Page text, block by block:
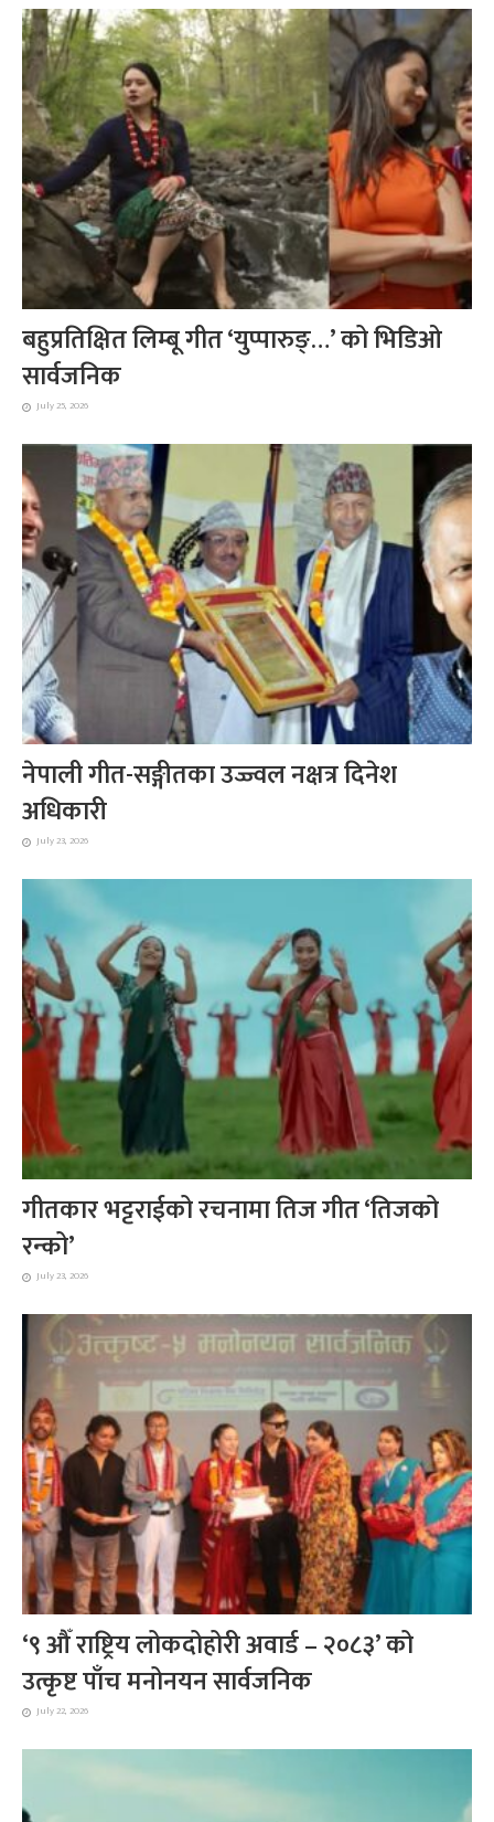
बहुप्रतिक्षित लिम्बू गीत ‘युप्पारुङ्…’ को भिडिओ
सार्वजनिक
July 25, 2026
नेपाली गीत-सङ्गीतका उज्ज्वल नक्षत्र दिनेश
अधिकारी
July 23, 2026
गीतकार भट्टराईको रचनामा तिज गीत ‘तिजको
रन्को’
July 23, 2026
‘९ औँ राष्ट्रिय लोकदोहोरी अवार्ड – २०८३’ को
उत्कृष्ट पाँच मनोनयन सार्वजनिक
July 22, 2026